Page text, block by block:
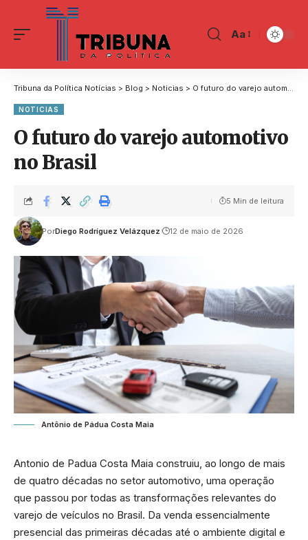
Aa
Tribuna da Política Notícias > Blog > Noticias > O futuro do varejo automotivo no Brasil
NOTICIAS
O futuro do varejo automotivo
no Brasil
PorDiego Rodríguez Velázquez 12 de maio de 2026
5 Min de leitura
Antônio de Pádua Costa Maia
Antonio de Padua Costa Maia construiu, ao longo de mais
de quatro décadas no setor automotivo, uma operação
que passou por todas as transformações relevantes do
varejo de veículos no Brasil. Da venda essencialmente
presencial das primeiras décadas até o ambiente digital e